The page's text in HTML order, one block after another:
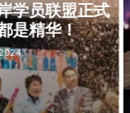
学员联盟正式
是精华！